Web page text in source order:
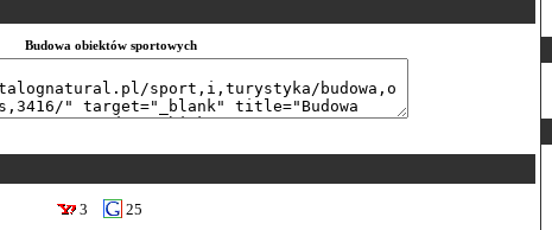
Budowa obiektów sportowych
3 25